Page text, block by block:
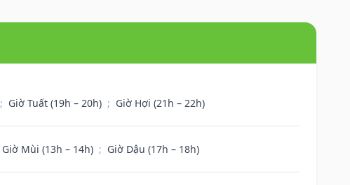
; Giờ Tuất (19h – 20h) ; Giờ Hợi (21h – 22h)
Giờ Mùi (13h – 14h) ; Giờ Dậu (17h – 18h)